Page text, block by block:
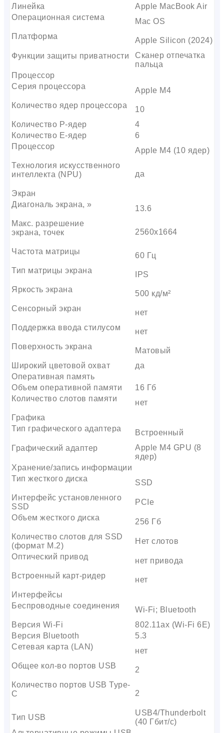
Линейка
Apple MacBook Air
Операционная система
Mac OS
Платформа
Apple Silicon (2024)
Функции защиты приватности
Сканер отпечатка
пальца
Процессор
Серия процессора
Apple M4
Количество ядер процессора
10
Количество P-ядер
4
Количество E-ядер
6
Процессор
Apple M4 (10 ядер)
Технология искусственного
интеллекта (NPU)
да
Экран
Диагональ экрана, »
13.6
Макс. разрешение
экрана, точек
2560х1664
Частота матрицы
60 Гц
Тип матрицы экрана
IPS
Яркость экрана
500 кд/м²
Сенсорный экран
нет
Поддержка ввода стилусом
нет
Поверхность экрана
Матовый
Широкий цветовой охват
да
Оперативная память
Объем оперативной памяти
16 Гб
Количество слотов памяти
нет
Графика
Тип графического адаптера
Встроенный
Графический адаптер
Apple M4 GPU (8
ядер)
Хранение/запись информации
Тип жесткого диска
SSD
Интерфейс установленного
SSD
PCIe
Объем жесткого диска
256 Гб
Количество слотов для SSD
(формат M.2)
Нет слотов
Оптический привод
нет привода
Встроенный карт-ридер
нет
Интерфейсы
Беспроводные соединения
Wi-Fi; Bluetooth
Версия Wi-Fi
802.11ax (Wi-Fi 6E)
Версия Bluetooth
5.3
Сетевая карта (LAN)
нет
Общее кол-во портов USB
2
Количество портов USB Type-
C
2
Тип USB
USB4/Thunderbolt
(40 Гбит/с)